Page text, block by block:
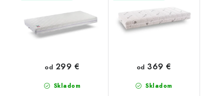
NOČNÉ STOLÍKY
KOMODY A VITRÍNY
Skladom
od 299 €
Skladom
od 369 €